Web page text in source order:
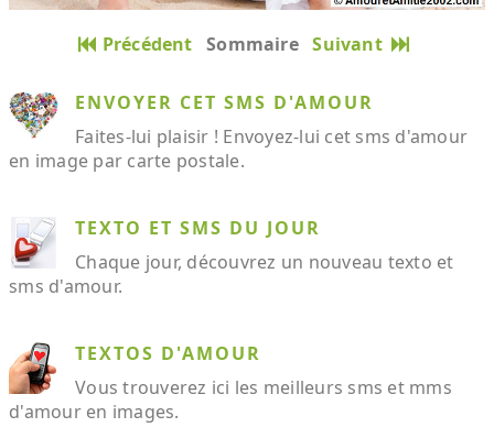
Précédent Sommaire Suivant
ENVOYER CET SMS D'AMOUR
Faites-lui plaisir ! Envoyez-lui cet sms d'amour
en image par carte postale.
TEXTO ET SMS DU JOUR
Chaque jour, découvrez un nouveau texto et
sms d'amour.
TEXTOS D'AMOUR
Vous trouverez ici les meilleurs sms et mms
d'amour en images.